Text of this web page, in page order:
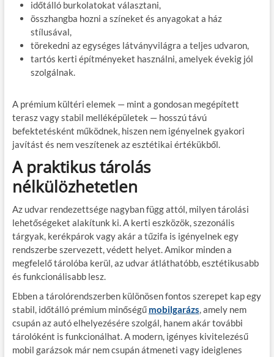
időtálló burkolatokat választani,
összhangba hozni a színeket és anyagokat a ház
stílusával,
törekedni az egységes látványvilágra a teljes udvaron,
tartós kerti építményeket használni, amelyek évekig jól
szolgálnak.
A prémium kültéri elemek — mint a gondosan megépített
terasz vagy stabil melléképületek — hosszú távú
befektetésként működnek, hiszen nem igényelnek gyakori
javítást és nem veszítenek az esztétikai értékükből.
A praktikus tárolás
nélkülözhetetlen
Az udvar rendezettsége nagyban függ attól, milyen tárolási
lehetőségeket alakítunk ki. A kerti eszközök, szezonális
tárgyak, kerékpárok vagy akár a tűzifa is igényelnek egy
rendszerbe szervezett, védett helyet. Amikor minden a
megfelelő tárolóba kerül, az udvar átláthatóbb, esztétikusabb
és funkcionálisabb lesz.
Ebben a tárolórendszerben különösen fontos szerepet kap egy
stabil, időtálló prémium minőségű mobilgarázs, amely nem
csupán az autó elhelyezésére szolgál, hanem akár további
tárolóként is funkcionálhat. A modern, igényes kivitelezésű
mobil garázsok már nem csupán átmeneti vagy ideiglenes